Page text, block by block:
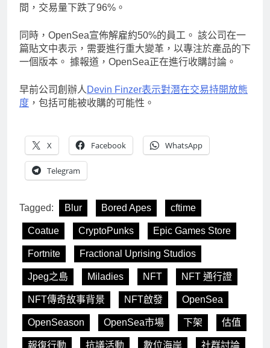
間，交易量下跌了96%。
同時，OpenSea宣佈解雇約50%的員工。 該公司在一
篇貼文中表示，需要進行重大變革，以專注於產品的下
一個版本。 據報道，OpenSea正在進行收購討論。
早前公司創辦人 Devin Finzer表示對潛在交易持開放態
度 ，包括可能被收購的可能性。
X Facebook WhatsApp
Telegram
Tagged: Blur Bored Apes cftime
Coatue CryptoPunks Epic Games Store
Fortnite Fractional Uprising Studios
Jpeg之島 Miladies NFT NFT 通行證
NFT傳奇故事背景 NFT啟發 OpenSea
OpenSeason OpenSea市場 下架 估值
報復行動 抗議活動 數位海岸 社群討論